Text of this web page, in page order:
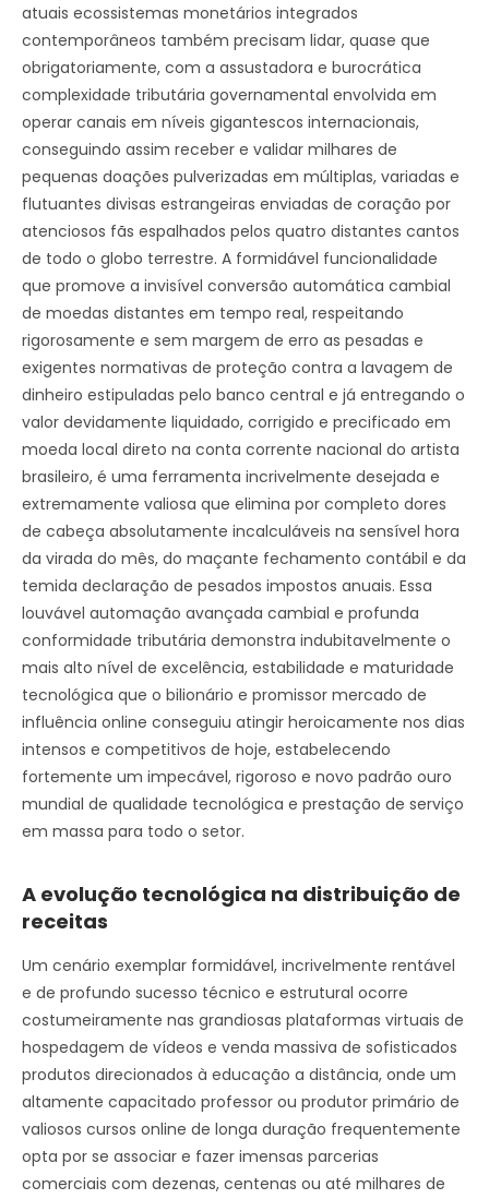
atuais ecossistemas monetários integrados
contemporâneos também precisam lidar, quase que
obrigatoriamente, com a assustadora e burocrática
complexidade tributária governamental envolvida em
operar canais em níveis gigantescos internacionais,
conseguindo assim receber e validar milhares de
pequenas doações pulverizadas em múltiplas, variadas e
flutuantes divisas estrangeiras enviadas de coração por
atenciosos fãs espalhados pelos quatro distantes cantos
de todo o globo terrestre. A formidável funcionalidade
que promove a invisível conversão automática cambial
de moedas distantes em tempo real, respeitando
rigorosamente e sem margem de erro as pesadas e
exigentes normativas de proteção contra a lavagem de
dinheiro estipuladas pelo banco central e já entregando o
valor devidamente liquidado, corrigido e precificado em
moeda local direto na conta corrente nacional do artista
brasileiro, é uma ferramenta incrivelmente desejada e
extremamente valiosa que elimina por completo dores
de cabeça absolutamente incalculáveis na sensível hora
da virada do mês, do maçante fechamento contábil e da
temida declaração de pesados impostos anuais. Essa
louvável automação avançada cambial e profunda
conformidade tributária demonstra indubitavelmente o
mais alto nível de excelência, estabilidade e maturidade
tecnológica que o bilionário e promissor mercado de
influência online conseguiu atingir heroicamente nos dias
intensos e competitivos de hoje, estabelecendo
fortemente um impecável, rigoroso e novo padrão ouro
mundial de qualidade tecnológica e prestação de serviço
em massa para todo o setor.
A evolução tecnológica na distribuição de
receitas
Um cenário exemplar formidável, incrivelmente rentável
e de profundo sucesso técnico e estrutural ocorre
costumeiramente nas grandiosas plataformas virtuais de
hospedagem de vídeos e venda massiva de sofisticados
produtos direcionados à educação a distância, onde um
altamente capacitado professor ou produtor primário de
valiosos cursos online de longa duração frequentemente
opta por se associar e fazer imensas parcerias
comerciais com dezenas, centenas ou até milhares de